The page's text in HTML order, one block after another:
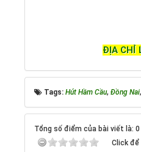
ĐỊA CHỈ
Tags:Hút Hầm Cầu,Đồng Nai,
Tổng số điểm của bài viết là:
Click